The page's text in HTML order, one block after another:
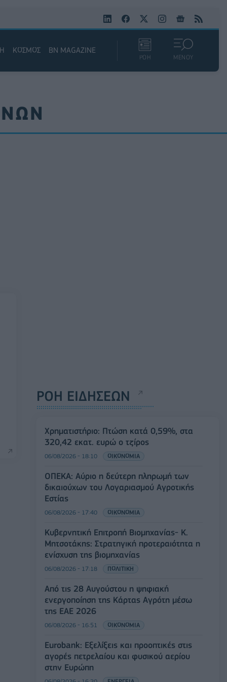
ΚΟΣΜΟΣ BN MAGAZINE
ΡΟΗ ΜΕΝΟΥ
ΡΟΗ ΕΙΔΗΣΕΩΝ
Χρηματιστήριο: Πτώση κατά 0,59%, στα
320,42 εκατ. ευρώ ο τζίρος
06/08/2026 - 18:10 ΟΙΚΟΝΟΜΙΑ
ΟΠΕΚΑ: Αύριο η δεύτερη πληρωμή των
δικαιούχων του Λογαριασμού Αγροτικής
Εστίας
06/08/2026 - 17:40 ΟΙΚΟΝΟΜΙΑ
Κυβερνητική Επιτροπή Βιομηχανίας- Κ.
Μητσοτάκης: Στρατηγική προτεραιότητα η
ενίσχυση της βιομηχανίας
06/08/2026 - 17:18 ΠΟΛΙΤΙΚΗ
Από τις 28 Αυγούστου η ψηφιακή
ενεργοποίηση της Κάρτας Αγρότη μέσω
της ΕΑΕ 2026
06/08/2026 - 16:51 ΟΙΚΟΝΟΜΙΑ
Eurobank: Εξελίξεις και προοπτικές στις
αγορές πετρελαίου και φυσικού αερίου
στην Ευρώπη